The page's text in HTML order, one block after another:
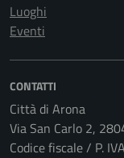
Luoghi
Eventi
CONTATTI
Città di Arona
Via San Carlo 2,
Codice fiscale / P.